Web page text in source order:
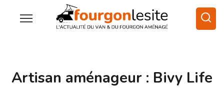
Artisan aménageur : Bivy Life